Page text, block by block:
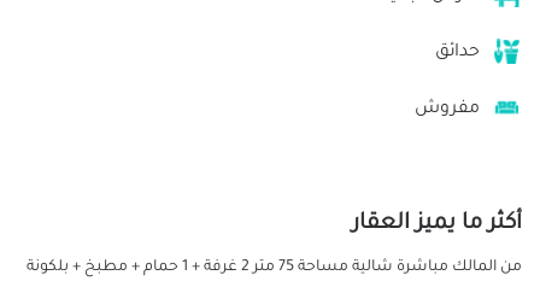
حدائق
مفروش
أكثر ما يميز العقار
من المالك مباشرة شالية مساحة 75 متر 2 غرفة + 1 حمام + مطبخ + بلكونة